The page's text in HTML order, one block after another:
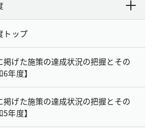
トップ
掲げた施策の達成状況の把握とその
年度】
掲げた施策の達成状況の把握とその
年度】